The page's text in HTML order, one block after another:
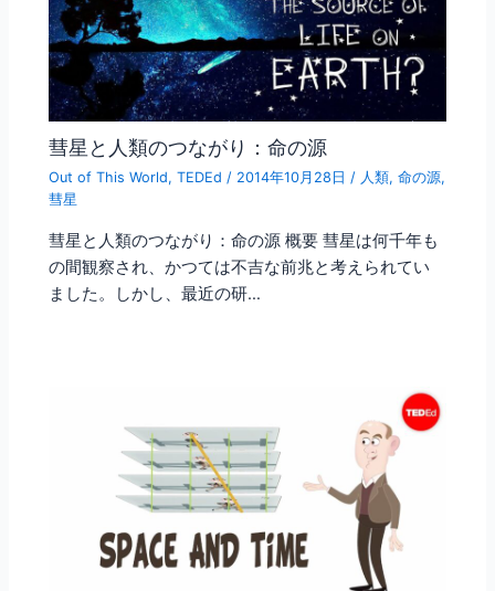
彗星と人類のつながり：命の源
Out of This World,TEDEd / 2014年10月28日/ 人類,命の源,
彗星
彗星と人類のつながり：命の源 概要 彗星は何千年も
の間観察され、かつては不吉な前兆と考えられてい
ました。しかし、最近の研…